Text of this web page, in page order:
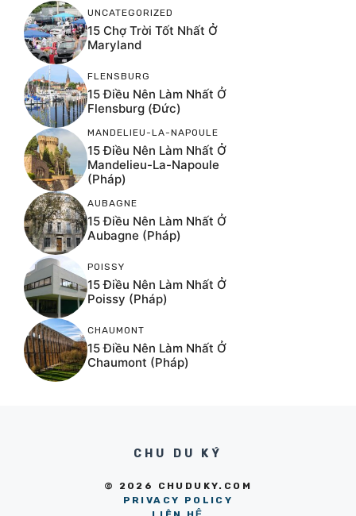
UNCATEGORIZED
15 Chợ Trời Tốt Nhất Ở
Maryland
FLENSBURG
15 Điều Nên Làm Nhất Ở
Flensburg (Đức)
MANDELIEU-LA-NAPOULE
15 Điều Nên Làm Nhất Ở
Mandelieu-La-Napoule
(Pháp)
AUBAGNE
15 Điều Nên Làm Nhất Ở
Aubagne (Pháp)
POISSY
15 Điều Nên Làm Nhất Ở
Poissy (Pháp)
CHAUMONT
15 Điều Nên Làm Nhất Ở
Chaumont (Pháp)
CHU DU KÝ
© 2026 CHUDUKY.COM
PRIVACY POLICY